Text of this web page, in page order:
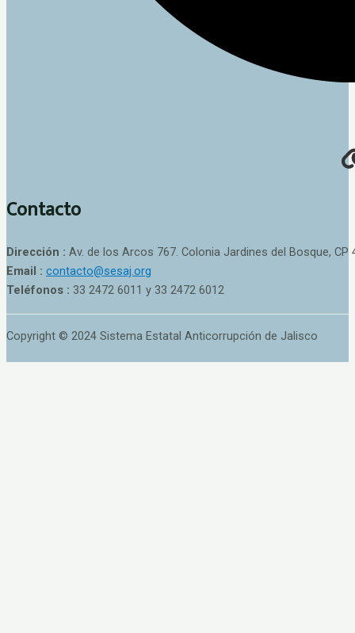
Contacto
Dirección : Av. de los Arcos 767. Colonia Jardines del Bosque, CP
Email : contacto@sesaj.org
Teléfonos : 33 2472 6011 y 33 2472 6012
Copyright © 2024 Sistema Estatal Anticorrupción de Jalisco